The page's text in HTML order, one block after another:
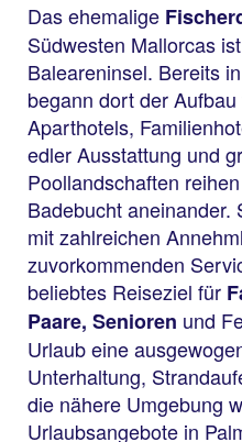
Das ehemalige
Südwesten Mallorcas
Baleareninsel. Bereits
begann dort der
Aparthotels,
edler Ausstattung und
Poollandschaften
Badebucht
mit zahlreichen
zuvorkommenden
beliebtes Reiseziel für
Paare, Senioren und
Urlaub eine
Unterhaltung,
die nähere Umgebung
Urlaubsangebote in